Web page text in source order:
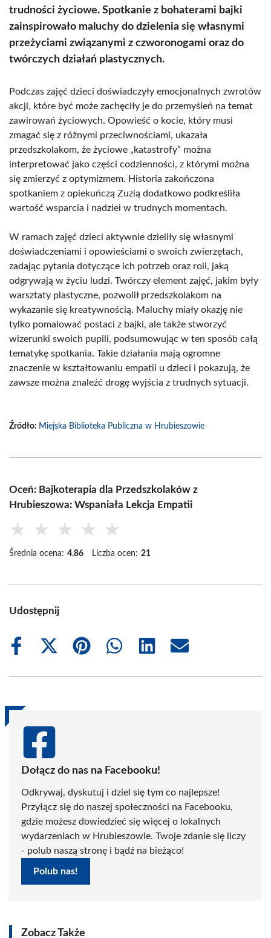
trudności życiowe. Spotkanie z bohaterami bajki
zainspirowało maluchy do dzielenia się własnymi
przeżyciami związanymi z czworonogami oraz do
twórczych działań plastycznych.
Podczas zajęć dzieci doświadczyły emocjonalnych zwrotów
akcji, które być może zachęciły je do przemyśleń na temat
zawirowań życiowych. Opowieść o kocie, który musi
zmagać się z różnymi przeciwnościami, ukazała
przedszkolakom, że życiowe „katastrofy” można
interpretować jako części codzienności, z którymi można
się zmierzyć z optymizmem. Historia zakończona
spotkaniem z opiekuńczą Zuzią dodatkowo podkreśliła
wartość wsparcia i nadziei w trudnych momentach.
W ramach zajęć dzieci aktywnie dzieliły się własnymi
doświadczeniami i opowieściami o swoich zwierzętach,
zadając pytania dotyczące ich potrzeb oraz roli, jaką
odgrywają w życiu ludzi. Twórczy element zajęć, jakim były
warsztaty plastyczne, pozwolił przedszkolakom na
wykazanie się kreatywnością. Maluchy miały okazję nie
tylko pomalować postaci z bajki, ale także stworzyć
wizerunki swoich pupili, podsumowując w ten sposób całą
tematykę spotkania. Takie działania mają ogromne
znaczenie w kształtowaniu empatii u dzieci i pokazują, że
zawsze można znaleźć drogę wyjścia z trudnych sytuacji.
Źródło: Miejska Biblioteka Publiczna w Hrubieszowie
Oceń: Bajkoterapia dla Przedszkolaków z
Hrubieszowa: Wspaniała Lekcja Empatii
★ ★ ★ ★ ★
Średnia ocena: 4.86 Liczba ocen: 21
Udostępnij
Share
Share
(Twitter)
Share
Share
Share
Share
Dołącz do nas na Facebooku!
Odkrywaj, dyskutuj i dziel się tym co najlepsze!
Przyłącz się do naszej społeczności na Facebooku,
gdzie możesz dowiedzieć się więcej o lokalnych
wydarzeniach w Hrubieszowie. Twoje zdanie się liczy
- polub naszą stronę i bądź na bieżąco!
Polub nas!
Zobacz Także